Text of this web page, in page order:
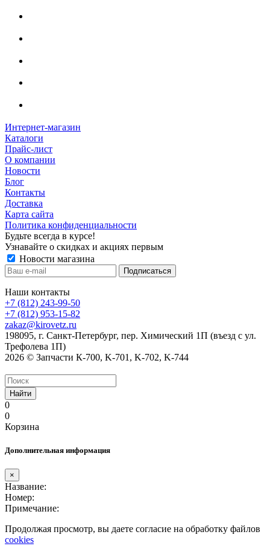
Интернет-магазин
Каталоги
Прайс-лист
О компании
Новости
Блог
Контакты
Доставка
Карта сайта
Политика конфиденциальности
Будьте всегда в курсе!
Узнавайте о скидках и акциях первым
Новости магазина
Наши контакты
+7 (812) 243-99-50
+7 (812) 953-15-82
zakaz@kirovetz.ru
198095, г. Санкт-Петербург, пер. Химический 1П (въезд с ул.
Трефолева 1П)
2026 © Запчасти К-700, K-701, K-702, K-744
Найти
0
0
Корзина
Дополнительная информация
×
Название:
Номер:
Примечание:
Продолжая просмотр, вы даете согласие на обработку файлов
cookies